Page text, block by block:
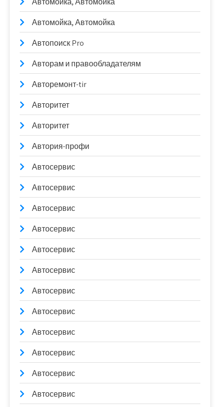
Автомойка, Автомойка
Автопоиск Pro
Авторам и правообладателям
Авторемонт-tir
Авторитет
Авторитет
Автория-профи
Автосервис
Автосервис
Автосервис
Автосервис
Автосервис
Автосервис
Автосервис
Автосервис
Автосервис
Автосервис
Автосервис
Автосервис